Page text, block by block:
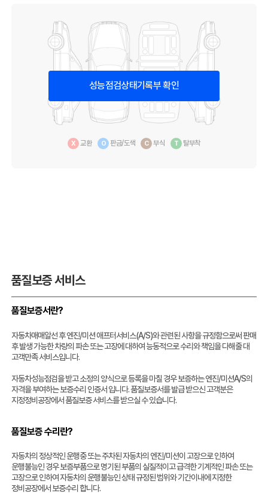
X 교환 O 판금/도색 C 부식 T 탈부착
성능점검상태기록부 확인
품질보증 서비스
품질보증서란?
자동차매매알선 후 엔진/미션 애프터서비스(A/S)와 관련된 사항을 규정함으로써 판매
후 발생 가능한 차량의 파손 또는 고장에 대하여 능동적으로 수리와 책임을 다해줄 대
고객만족 서비스입니다.
자동차성능점검을 받고 소정의 양식으로 등록을 마칠 경우 보증하는 엔진/미션A/S의
자격을 부여하는 보증수리 인증서 입니다. 품질보증서를 발급 받으신 고객분은
지정정비공장에서 품질보증 서비스를 받으실 수 있습니다.
품질보증 수리란?
자동차의 정상적인 운행중 또는 주차된 자동차의 엔진/미션이 고장으로 인하여
운행불능인 경우 보증부품으로 명기된 부품의 실질적이고 급격한 기계적인 파손 또는
고장으로 인하여 자동차의 운행불능인 상태 규정된 범위와 기간이내에 지정한
정비공장에서 보증수리 합니다.